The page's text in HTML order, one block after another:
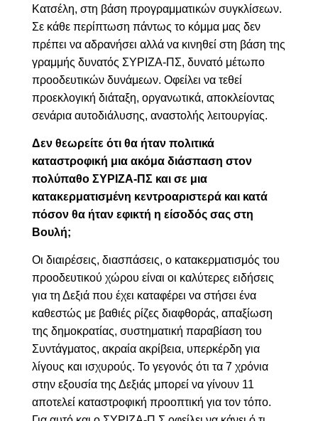
Κατσέλη, στη βάση προγραμματικών συγκλίσεων.
Σε κάθε περίπτωση πάντως το κόμμα μας δεν
πρέπει να αδρανήσει αλλά να κινηθεί στη βάση της
γραμμής δυνατός ΣΥΡΙΖΑ-ΠΣ, δυνατό μέτωπο
προοδευτικών δυνάμεων. Οφείλει να τεθεί
προεκλογική διάταξη, οργανωτικά, αποκλείοντας
σενάρια αυτοδιάλυσης, αναστολής λειτουργίας.
Δεν θεωρείτε ότι θα ήταν πολιτικά
καταστροφική μια ακόμα διάσπαση στον
πολύπαθο ΣΥΡΙΖΑ-ΠΣ και σε μια
κατακερματισμένη κεντροαριστερά και κατά
πόσον θα ήταν εφικτή η είσοδός σας στη
Βουλή;
Οι διαιρέσεις, διασπάσεις, ο κατακερματισμός του
προοδευτικού χώρου είναι οι καλύτερες ειδήσεις
για τη Δεξιά που έχει καταφέρει να στήσει ένα
καθεστώς με βαθιές ρίζες διαφθοράς, απαξίωση
της δημοκρατίας, συστηματική παραβίαση του
Συντάγματος, ακραία ακρίβεια, υπερκέρδη για
λίγους και ισχυρούς. Το γεγονός ότι τα 7 χρόνια
στην εξουσία της Δεξιάς μπορεί να γίνουν 11
αποτελεί καταστροφική προοπτική για τον τόπο.